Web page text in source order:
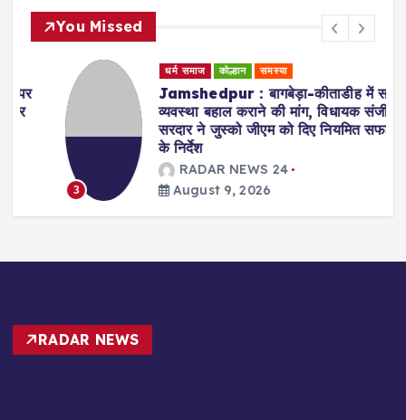
You Missed
धर्म समाज कोल्हान समस्या
Jamshedpur : बागबेड़ा-कीताडीह में सफाई
व्यवस्था बहाल कराने की मांग, विधायक संजीव
सरदार ने जुस्को जीएम को दिए नियमित सफाई
के निर्देश
RADAR NEWS 24
August 9, 2026
RADAR NEWS